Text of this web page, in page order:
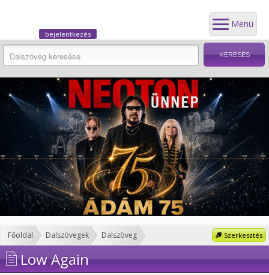
Menü
bejelentkezés
Szerkesztés
Főoldal Dalszövegek Dalszöveg
Low Again